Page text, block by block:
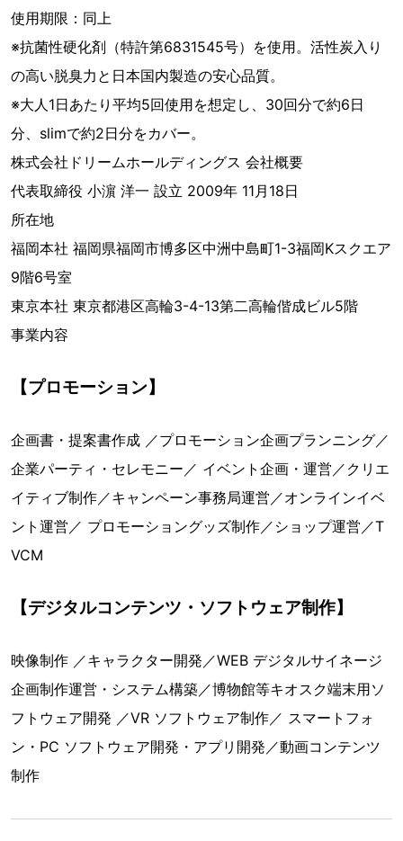
使用期限：同上
※抗菌性硬化剤（特許第6831545号）を使用。活性炭入り
の高い脱臭力と日本国内製造の安心品質。
※大人1日あたり平均5回使用を想定し、30回分で約6日
分、slimで約2日分をカバー。
株式会社ドリームホールディングス 会社概要
代表取締役 小濵 洋一 設立 2009年 11月18日
所在地
福岡本社 福岡県福岡市博多区中洲中島町1-3福岡Kスクエア
9階6号室
東京本社 東京都港区高輪3-4-13第二高輪偕成ビル5階
事業内容
【プロモーション】
企画書・提案書作成 ／プロモーション企画プランニング／
企業パーティ・セレモニー／ イベント企画・運営／クリエ
イティブ制作／キャンペーン事務局運営／オンラインイベ
ント運営／ プロモーショングッズ制作／ショップ運営／T
VCM
【デジタルコンテンツ・ソフトウェア制作】
映像制作 ／キャラクター開発／WEB デジタルサイネージ
企画制作運営・システム構築／博物館等キオスク端末用ソ
フトウェア開発 ／VR ソフトウェア制作／ スマートフォ
ン・PC ソフトウェア開発・アプリ開発／動画コンテンツ
制作